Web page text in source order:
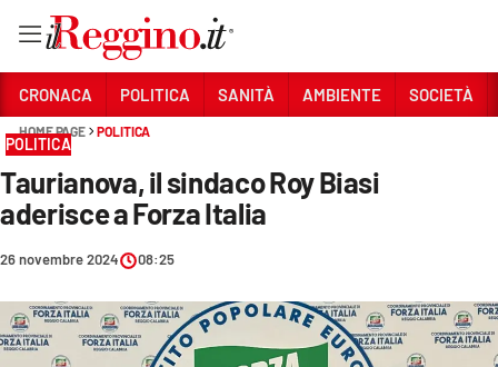
Sezioni
CRONACA
AMBIENTE
CRONACA POLITICA SANITÀ AMBIENTE SOCIETÀ
HOME PAGE POLITICA
POLITICA
Taurianova, il sindaco Roy Biasi
aderisce a Forza Italia
26 novembre 2024 08:25